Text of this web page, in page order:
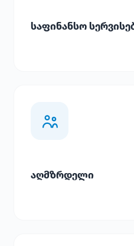
საფინანსო
აღმზრდელი